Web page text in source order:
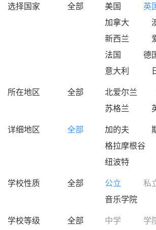
选择国家 全部 美国
英
加拿大
新西兰
法国
德
意大利
所在地区
全部 北爱尔兰
苏格兰
详细地区
全部 加的夫
格拉摩根谷
纽波特
学校性质
全部 公立 私
音乐学院
学校等级
全部 中学 学